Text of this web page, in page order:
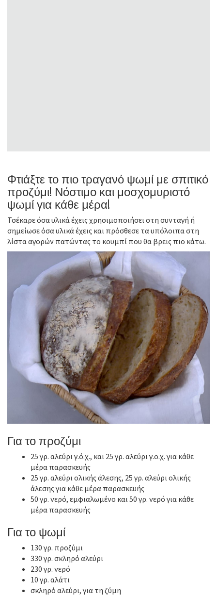
Φτιάξτε το πιο τραγανό ψωμί με σπιτικό
προζύμι! Νόστιμο και μοσχομυριστό
ψωμί για κάθε μέρα!
Τσέκαρε όσα υλικά έχεις χρησιμοποιήσει στη συνταγή ή
σημείωσε όσα υλικά έχεις και πρόσθεσε τα υπόλοιπα στη
λίστα αγορών πατώντας το κουμπί που θα βρεις πιο κάτω.
Για το προζύμι
25 γρ. αλεύρι γ.ό.χ., και 25 γρ. αλεύρι γ.ο.χ. για κάθε
μέρα παρασκευής
25 γρ. αλεύρι ολικής άλεσης, 25 γρ. αλεύρι ολικής
άλεσης για κάθε μέρα παρασκευής
50 γρ. νερό, εμφιαλωμένο και 50 γρ. νερό για κάθε
μέρα παρασκευής
Για το ψωμί
130 γρ. προζύμι
330 γρ. σκληρό αλεύρι
230 γρ. νερό
10 γρ. αλάτι
σκληρό αλεύρι, για τη ζύμη